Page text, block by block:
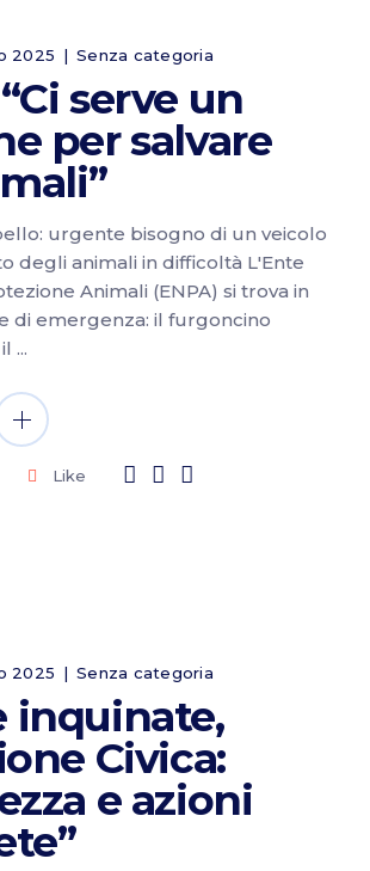
2025 Senza categoria
serve un
per salvare
urgente bisogno di un veicolo
degli animali in difficoltà L'Ente
Animali (ENPA) si trova in
di emergenza: il furgoncino
Like
2025 Senza categoria
inquinate,
Civica:
e azioni